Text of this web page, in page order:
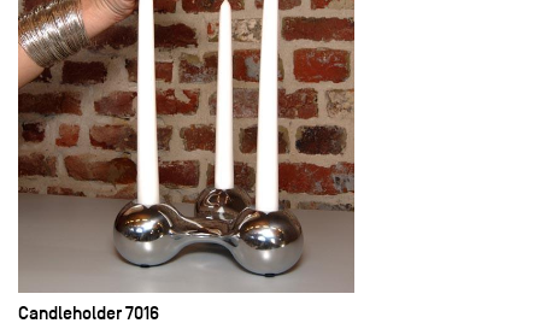
Candleholder 7016